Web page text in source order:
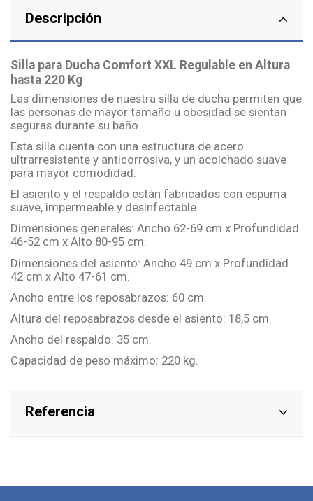
Descripción
Silla para Ducha Comfort XXL Regulable en Altura
hasta 220 Kg
Las dimensiones de nuestra silla de ducha permiten que
las personas de mayor tamaño u obesidad se sientan
seguras durante su baño.
Esta silla cuenta con una estructura de acero
ultrarresistente y anticorrosiva, y un acolchado suave
para mayor comodidad.
El asiento y el respaldo están fabricados con espuma
suave, impermeable y desinfectable.
Dimensiones generales: Ancho 62-69 cm x Profundidad
46-52 cm x Alto 80-95 cm.
Dimensiones del asiento: Ancho 49 cm x Profundidad
42 cm x Alto 47-61 cm.
Ancho entre los reposabrazos: 60 cm.
Altura del reposabrazos desde el asiento: 18,5 cm.
Ancho del respaldo: 35 cm.
Capacidad de peso máximo: 220 kg.
Referencia